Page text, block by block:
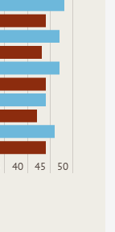
40 45 50